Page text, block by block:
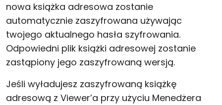
nowa książka adresowa zostanie
automatycznie zaszyfrowana używając
twojego aktualnego hasła szyfrowania.
Odpowiedni plik książki adresowej zostanie
zastąpiony jego zaszyfrowaną wersją.
Jeśli wyładujesz zaszyfrowaną książkę
adresową z Viewer’a przy użyciu Menedżera